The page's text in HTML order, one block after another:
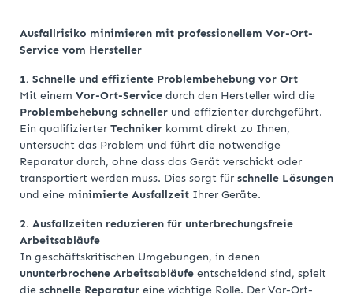
Ausfallrisiko minimieren mit professionellem Vor-Ort-
Service vom Hersteller
1. Schnelle und effiziente Problembehebung vor Ort
Mit einem Vor-Ort-Service durch den Hersteller wird die
Problembehebung schneller und effizienter durchgeführt.
Ein qualifizierter Techniker kommt direkt zu Ihnen,
untersucht das Problem und führt die notwendige
Reparatur durch, ohne dass das Gerät verschickt oder
transportiert werden muss. Dies sorgt für schnelle Lösungen
und eine minimierte Ausfallzeit Ihrer Geräte.
2. Ausfallzeiten reduzieren für unterbrechungsfreie
Arbeitsabläufe
In geschäftskritischen Umgebungen, in denen
ununterbrochene Arbeitsabläufe entscheidend sind, spielt
die schnelle Reparatur eine wichtige Rolle. Der Vor-Ort-